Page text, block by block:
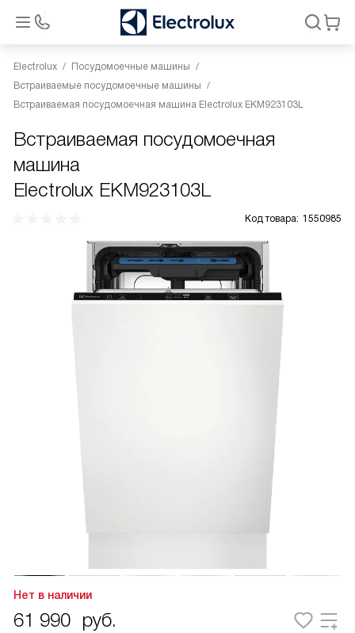
Electrolux
Посудомоечные машины
Встраиваемые посудомоечные машины
Встраиваемая посудомоечная машина Electrolux EKM923103L
Встраиваемая посудомоечная
машина
Electrolux EKM923103L
Код товара: 1550985
Нет в наличии
61 990 руб.